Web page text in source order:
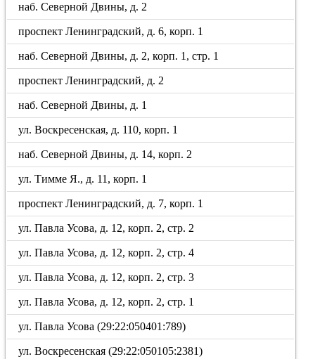
наб. Северной Двины, д. 2
проспект Ленинградский, д. 6, корп. 1
наб. Северной Двины, д. 2, корп. 1, стр. 1
проспект Ленинградский, д. 2
наб. Северной Двины, д. 1
ул. Воскресенская, д. 110, корп. 1
наб. Северной Двины, д. 14, корп. 2
ул. Тимме Я., д. 11, корп. 1
проспект Ленинградский, д. 7, корп. 1
ул. Павла Усова, д. 12, корп. 2, стр. 2
ул. Павла Усова, д. 12, корп. 2, стр. 4
ул. Павла Усова, д. 12, корп. 2, стр. 3
ул. Павла Усова, д. 12, корп. 2, стр. 1
ул. Павла Усова (29:22:050401:789)
ул. Воскресенская (29:22:050105:2381)